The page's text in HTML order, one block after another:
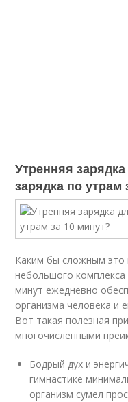
Утренняя
зарядка по утрам
Каким бы сложным это
небольшого комплекса
минут ежедневно
организма человека и
Вот такая полезная
многочисленными
Бодрый дух и
гимнастике
организм сумел